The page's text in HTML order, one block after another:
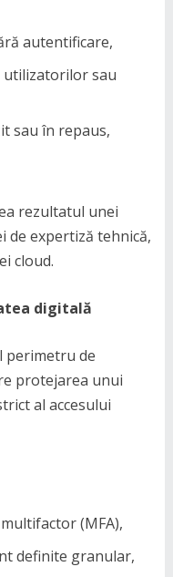
autentificare,
utilizatorilor sau
sau în repaus,
rezultatul unei
de expertiză tehnică,
cloud.
digitală
perimetru de
protejarea unui
al accesului
(MFA),
definite granular,